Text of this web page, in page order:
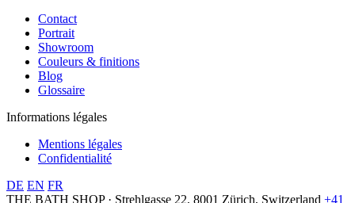
Contact
Portrait
Showroom
Couleurs & finitions
Blog
Glossaire
Informations légales
Mentions légales
Confidentialité
DE EN FR
THE BATH SHOP · Strehlgasse 22, 8001 Zürich, Switzerland +41